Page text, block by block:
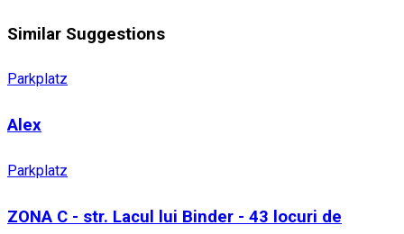
Similar Suggestions
Parkplatz
Alex
Parkplatz
ZONA C - str. Lacul lui Binder - 43 locuri de